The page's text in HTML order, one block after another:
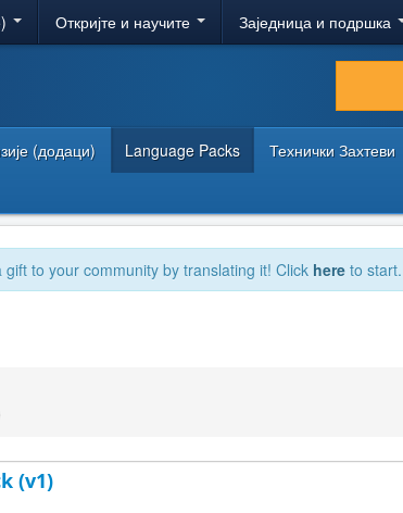
Откријте и научите Заједница и подршка
(додаци) Language Packs Технички Захтеви
to your community by translating it! Click here to start.
(v1)